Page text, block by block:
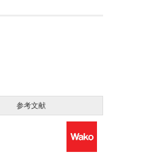
参考文献